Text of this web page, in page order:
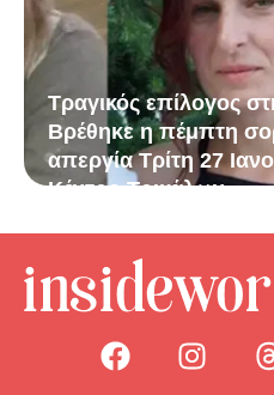
Τραγικός επίλογος
Βρέθηκε η πέμπτη
απεργία Τρίτη 27
Κέντρο Τρικάλων